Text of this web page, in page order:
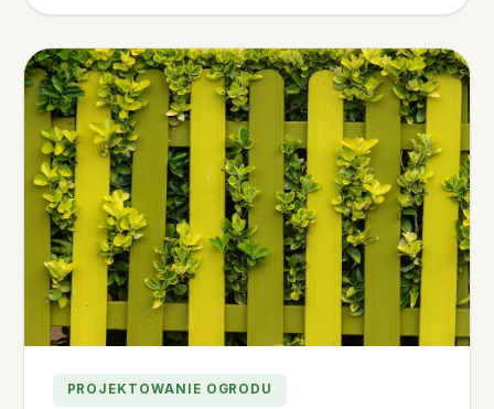
PROJEKTOWANIE OGRODU